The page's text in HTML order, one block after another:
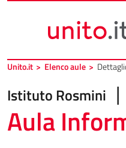
Unito.it > Elenco aule >
Istituto Rosmini |
Aula